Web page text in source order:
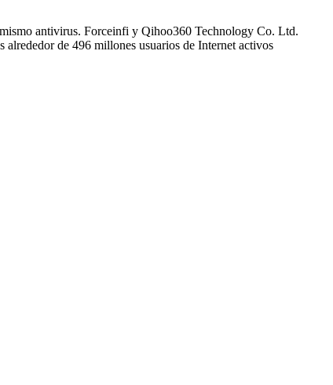
antivirus. Forceinfi y Qihoo360 Technology Co. Ltd.
de 496 millones usuarios de Internet activos